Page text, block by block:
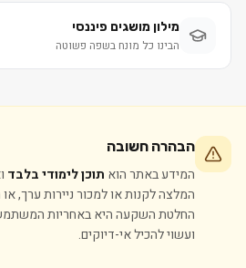
מילון מושגים פיננסי
הבינו כל מונח בשפה פשוטה
הבהרה חשובה
המידע באתר הוא תוכן לימודי בלבד
המלצה לקנות או למכור ניירות ערך,
ועשוי להכיל אי-דיוקים.